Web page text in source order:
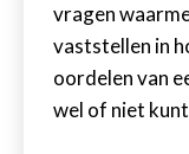
vragen
vaststellen in
oordelen van
wel of niet